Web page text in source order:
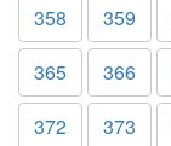
358
359
365
366
372
373